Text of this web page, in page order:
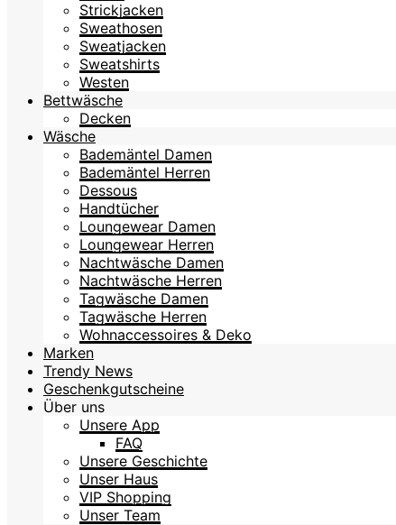
Strickjacken
Sweathosen
Sweatjacken
Sweatshirts
Westen
Bettwäsche
Decken
Wäsche
Bademäntel Damen
Bademäntel Herren
Dessous
Handtücher
Loungewear Damen
Loungewear Herren
Nachtwäsche Damen
Nachtwäsche Herren
Tagwäsche Damen
Tagwäsche Herren
Wohnaccessoires & Deko
Marken
Trendy News
Geschenkgutscheine
Über uns
Unsere App
FAQ
Unsere Geschichte
Unser Haus
VIP Shopping
Unser Team